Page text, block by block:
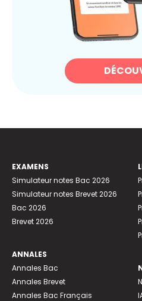
EXAMENS
Simulateur notes Bac 2026
Simulateur notes Brevet 2026
Bac 2026
Brevet 2026
ANNALES
Annales Bac
Annales Brevet
Annales Bac Français